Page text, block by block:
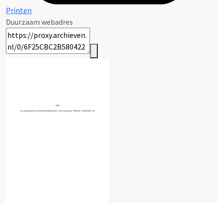
Printen
Duurzaam webadres